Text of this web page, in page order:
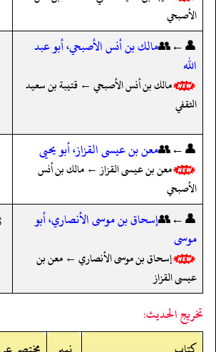
الأصبحي
👤←👥مالك بن أنس الأصبحي، أبو عبد
الله
مالك بن أنس الأصبحي ← قتيبة بن سعيد
الثقفي
👤←👥معن بن عيسى القزاز، أبو يحيى
معن بن عيسى القزاز ← مالك بن أنس
الأصبحي
👤←👥إسحاق بن موسى الأنصاري، أبو
موسى
إسحاق بن موسى الأنصاري ← معن بن
عيسى القزاز
تخريج الحديث: